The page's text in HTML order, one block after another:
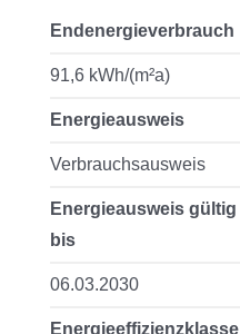
Endenergieverbrauch
91,6 kWh/(m²a)
Energieausweis
Verbrauchsausweis
Energieausweis gültig
bis
06.03.2030
Energieeffizienzklasse